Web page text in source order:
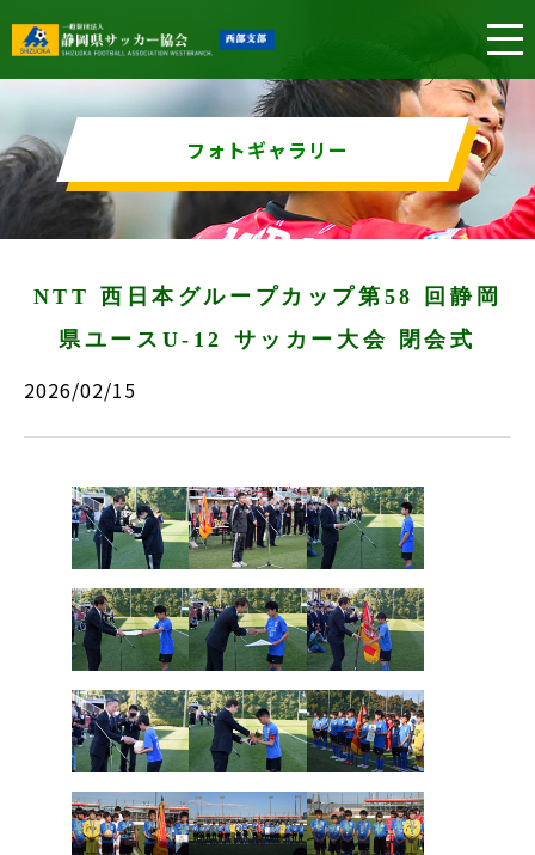
フォトギャラリー
NTT 西日本グループカップ第58 回静岡
県ユースU-12 サッカー大会 閉会式
2026/02/15